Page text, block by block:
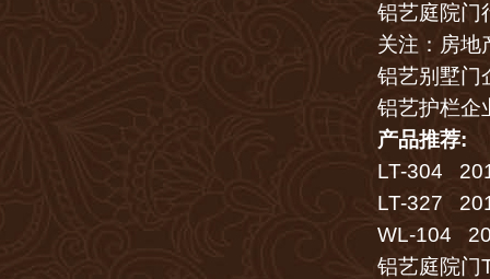
铝艺庭院门
关注：房地
铝艺别墅门
铝艺护栏企
产品推荐:
LT-304
LT-327
WL-104
铝艺庭院门